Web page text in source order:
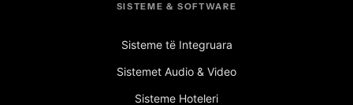
SISTEME & SOFTWARE
Sisteme të Integruara
Sistemet Audio & Video
Sisteme Hoteleri